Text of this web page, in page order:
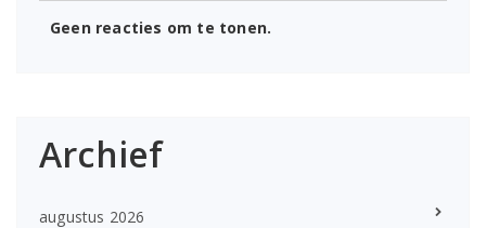
Geen reacties om te tonen.
Archief
augustus 2026